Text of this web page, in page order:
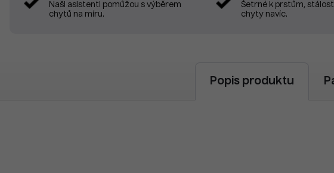
Naši asistenti pomůžou s výběrem
chytů na míru.
Šetrné k prstům,
chyty navíc.
Popis produktu